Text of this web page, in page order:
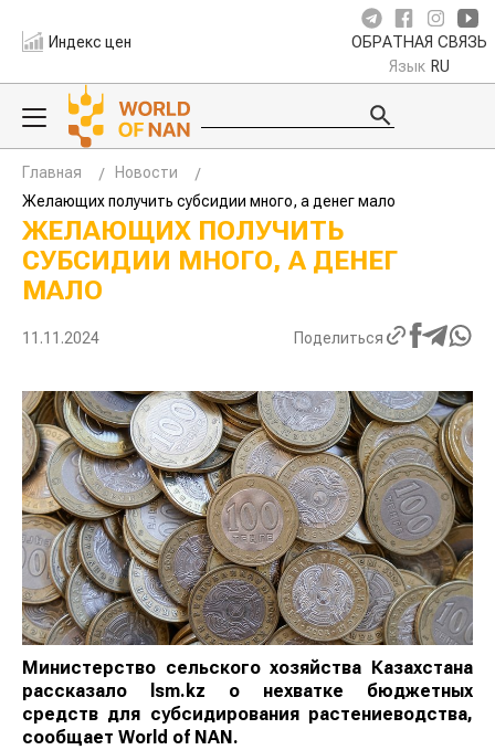
Индекс цен ОБРАТНАЯ СВЯЗЬ
Язык RU
Главная
Новости
Желающих получить субсидии много, а денег мало
ЖЕЛАЮЩИХ ПОЛУЧИТЬ
СУБСИДИИ МНОГО, А ДЕНЕГ
МАЛО
11.11.2024 Поделиться
Министерство сельского хозяйства Казахстана
рассказало lsm.kz о нехватке бюджетных
средств для субсидирования растениеводства,
сообщает World of NAN.